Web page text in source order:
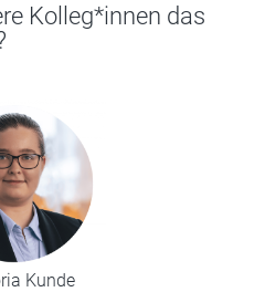
Kolleg*innen das
Kunde